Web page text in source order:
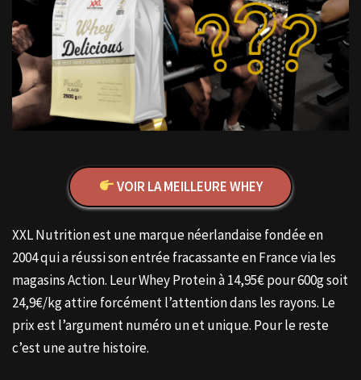
VOIR LA MEILLEURE WHEY
XXL Nutrition est une marque néerlandaise fondée en
2004 qui a réussi son entrée fracassante en France via les
magasins Action. Leur Whey Protein à 14,95€ pour 600g soit
24,9€/kg attire forcément l’attention dans les rayons. Le
prix est l’argument numéro un et unique. Pour le reste
c’est une autre histoire.